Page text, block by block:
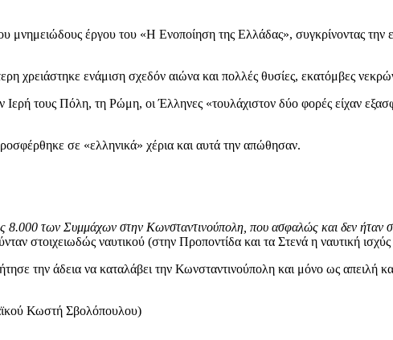
μνημειώδους έργου του «Η Ενοποίηση της Ελλάδας», συγκρίνοντας την
χρειάστηκε ενάμιση σχεδόν αιώνα και πολλές θυσίες, εκατόμβες
τους Πόλη, τη Ρώμη, οι Έλληνες «τουλάχιστον δύο φορές είχαν
σε «ελληνικά» χέρια και αυτά την απώθησαν.
8.000 των Συμμάχων στην Κωνσταντινούπολη, που ασφαλώς και δεν ήταν
στοιχειωδώς ναυτικού (στην Προποντίδα και τα Στενά η ναυτική
την άδεια να καταλάβει την Κωνσταντινούπολη και μόνο ως απειλή
Κωστή Σβολόπουλου)